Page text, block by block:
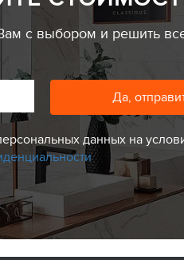
с выбором и решить
данных на